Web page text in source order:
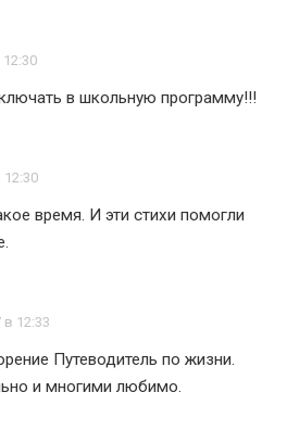
12:30
в школьную программу!!!
12:30
время. И эти стихи помогли
в 12:33
Путеводитель по жизни.
и многими любимо.